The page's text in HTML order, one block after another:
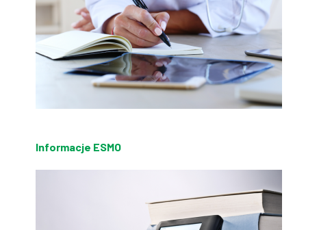
Informacje ESMO